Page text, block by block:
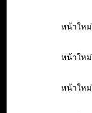
หน้าใหม่
หน้าใหม่
หน้าใหม่